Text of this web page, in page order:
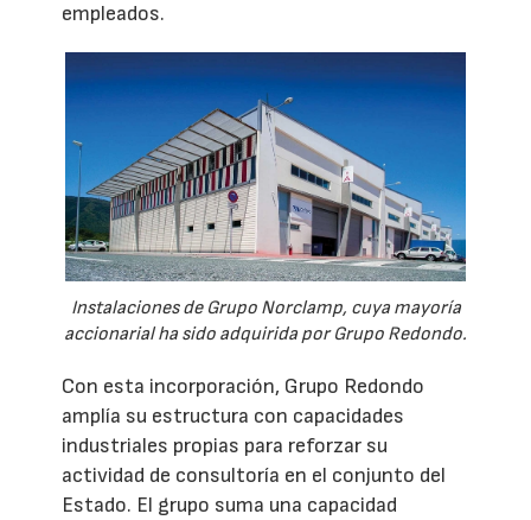
empleados.
Instalaciones de Grupo Norclamp, cuya mayoría
accionarial ha sido adquirida por Grupo Redondo.
Con esta incorporación, Grupo Redondo
amplía su estructura con capacidades
industriales propias para reforzar su
actividad de consultoría en el conjunto del
Estado. El grupo suma una capacidad